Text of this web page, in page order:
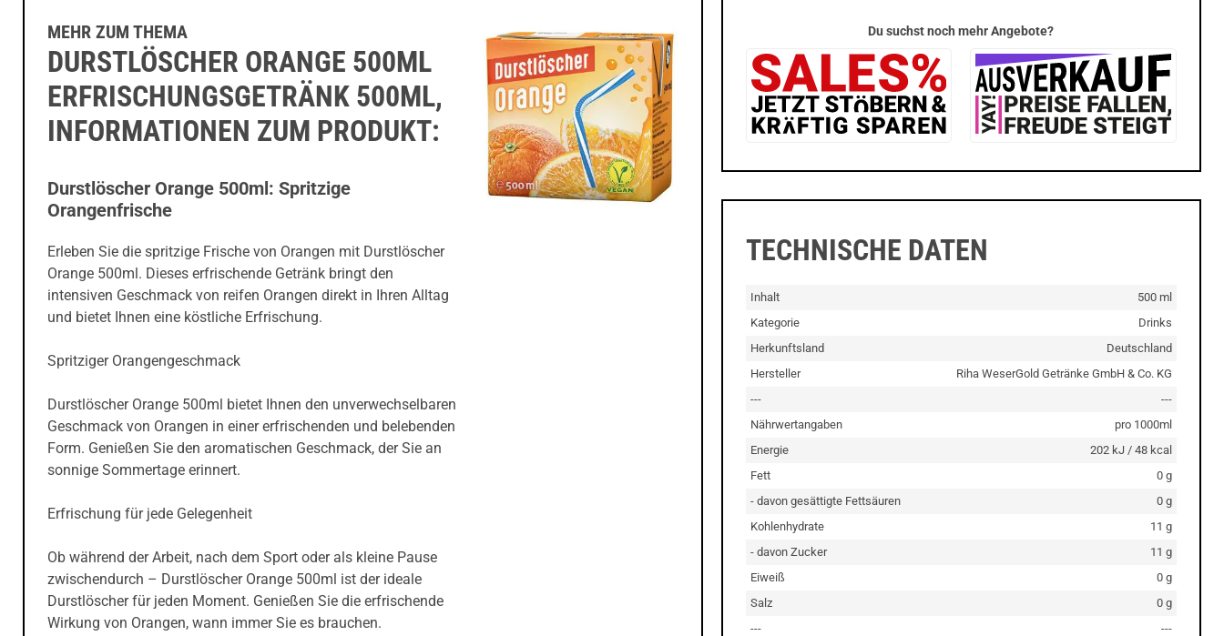
MEHR ZUM THEMA
DURSTLÖSCHER ORANGE 500ML
ERFRISCHUNGSGETRÄNK 500ML,
INFORMATIONEN ZUM PRODUKT:
Durstlöscher Orange 500ml: Spritzige
Orangenfrische
Erleben Sie die spritzige Frische von Orangen mit Durstlöscher
Orange 500ml. Dieses erfrischende Getränk bringt den
intensiven Geschmack von reifen Orangen direkt in Ihren Alltag
und bietet Ihnen eine köstliche Erfrischung.
Spritziger Orangengeschmack
Durstlöscher Orange 500ml bietet Ihnen den unverwechselbaren
Geschmack von Orangen in einer erfrischenden und belebenden
Form. Genießen Sie den aromatischen Geschmack, der Sie an
sonnige Sommertage erinnert.
Erfrischung für jede Gelegenheit
Ob während der Arbeit, nach dem Sport oder als kleine Pause
zwischendurch – Durstlöscher Orange 500ml ist der ideale
Durstlöscher für jeden Moment. Genießen Sie die erfrischende
Wirkung von Orangen, wann immer Sie es brauchen.
Du suchst noch mehr Angebote?
TECHNISCHE DATEN
Inhalt
500 ml
Kategorie
Drinks
Herkunftsland
Deutschland
Hersteller
Riha WeserGold Getränke GmbH & Co. KG
---
---
Nährwertangaben
pro 1000ml
Energie
202 kJ / 48 kcal
Fett
0 g
- davon gesättigte Fettsäuren
0 g
Kohlenhydrate
11 g
- davon Zucker
11 g
Eiweiß
0 g
Salz
0 g
---
---